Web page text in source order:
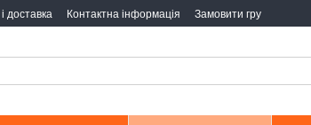
доставка Контактна інформація Замовити гру